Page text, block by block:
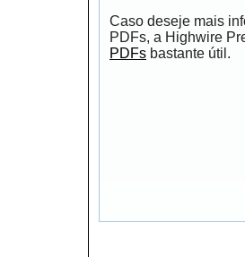
Caso deseje mais
PDFs, a Highwire
PDFs bastante útil.